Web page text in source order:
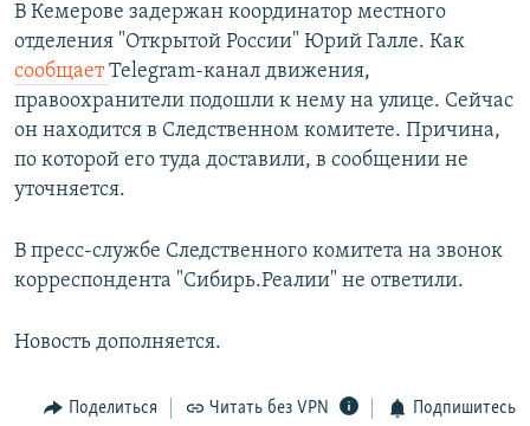
Все сайты РСЕ/РС
В Кемерове задержан координатор местного
отделения "Открытой России" Юрий Галле. Как
сообщаетTelegram-канал движения,
правоохранители подошли к нему на улице. Сейчас
он находится в Следственном комитете. Причина,
по которой его туда доставили, в сообщении не
уточняется.
В пресс-службе Следственного комитета на звонок
корреспондента "Сибирь.Реалии" не ответили.
Новость дополняется.
Поделиться Читать без VPN Подпишитесь